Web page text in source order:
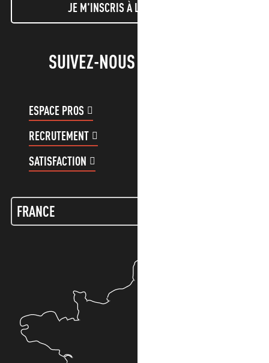
JE M'INSCRIS À LA NEWSLETTER
SUIVEZ-NOUS !
ESPACE PROS
RECRUTEMENT
SATISFACTION